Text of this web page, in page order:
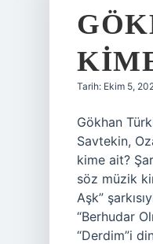
Tarih: Ekim 5,
Gökhan
Savtekin,
kime ait?
söz müzik
Aşk”
“Berhudar
“Derdim”i